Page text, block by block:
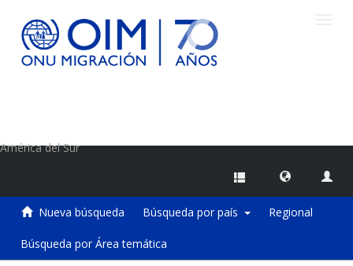
América del Sur
Nueva búsqueda Búsqueda por país Regional
Búsqueda por Área temática